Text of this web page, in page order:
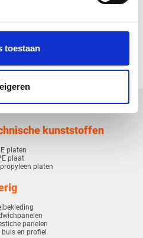
toestaan
een9,0/10
kunststoffen
platen
plaat
platen
panelen
buis en profiel